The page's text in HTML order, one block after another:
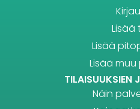
Lisää
Lisää
Lisää muu
TILAISUUKSIEN
Näin